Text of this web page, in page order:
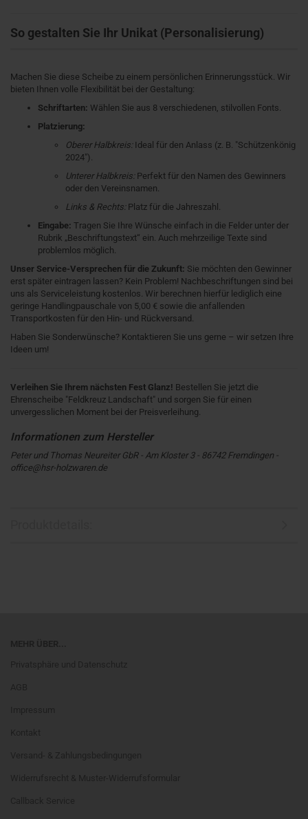
So gestalten Sie Ihr Unikat (Personalisierung)
Machen Sie diese Scheibe zu einem persönlichen Erinnerungsstück. Wir
bieten Ihnen volle Flexibilität bei der Gestaltung:
Schriftarten: Wählen Sie aus 8 verschiedenen, stilvollen Fonts.
Platzierung:
Oberer Halbkreis:Ideal für den Anlass (z. B. "Schützenkönig
2024").
Unterer Halbkreis:Perfekt für den Namen des Gewinners
oder den Vereinsnamen.
Links & Rechts:Platz für die Jahreszahl.
Eingabe: Tragen Sie Ihre Wünsche einfach in die Felder unter der
Rubrik „Beschriftungstext“ ein. Auch mehrzeilige Texte sind
problemlos möglich.
Unser Service-Versprechen für die Zukunft: Sie möchten den Gewinner
erst später eintragen lassen? Kein Problem! Nachbeschriftungen sind bei
uns als Serviceleistung kostenlos. Wir berechnen hierfür lediglich eine
geringe Handlingpauschale von 5,00 € sowie die anfallenden
Transportkosten für den Hin- und Rückversand.
Haben Sie Sonderwünsche? Kontaktieren Sie uns gerne – wir setzen Ihre
Ideen um!
Verleihen Sie Ihrem nächsten Fest Glanz! Bestellen Sie jetzt die
Ehrenscheibe "Feldkreuz Landschaft" und sorgen Sie für einen
unvergesslichen Moment bei der Preisverleihung.
Peter und Thomas Neureiter GbR - Am Kloster 3 - 86742 Fremdingen -
office@hsr-holzwaren.de